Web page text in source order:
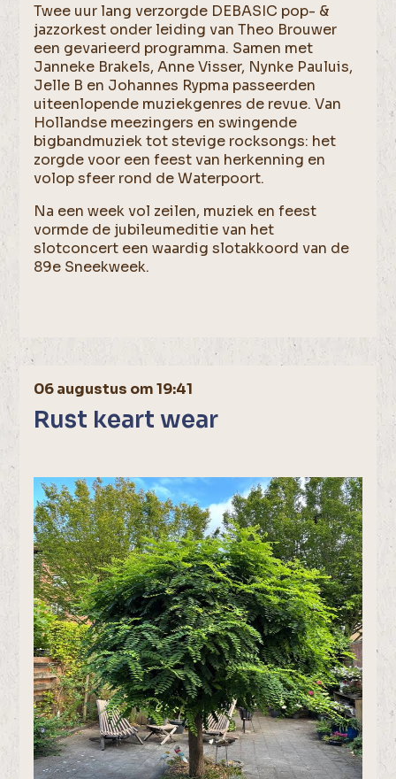
Twee uur lang verzorgde DEBASIC pop- &
jazzorkest onder leiding van Theo Brouwer
een gevarieerd programma. Samen met
Janneke Brakels, Anne Visser, Nynke Pauluis,
Jelle B en Johannes Rypma passeerden
uiteenlopende muziekgenres de revue. Van
Hollandse meezingers en swingende
bigbandmuziek tot stevige rocksongs: het
zorgde voor een feest van herkenning en
volop sfeer rond de Waterpoort.
Na een week vol zeilen, muziek en feest
vormde de jubileumeditie van het
slotconcert een waardig slotakkoord van de
89e Sneekweek.
06 augustus om 19:41
Rust keart wear